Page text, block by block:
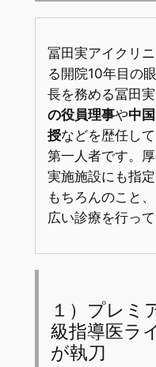
冨田実アイクリ
る開院10年目の
長を務める冨田
の役員理事や中
授などを歴任し
第一人者です。
実施施設にも指
もちろんのこと
広い診療を行って
１）プレミ
級指導医ラ
が執刀